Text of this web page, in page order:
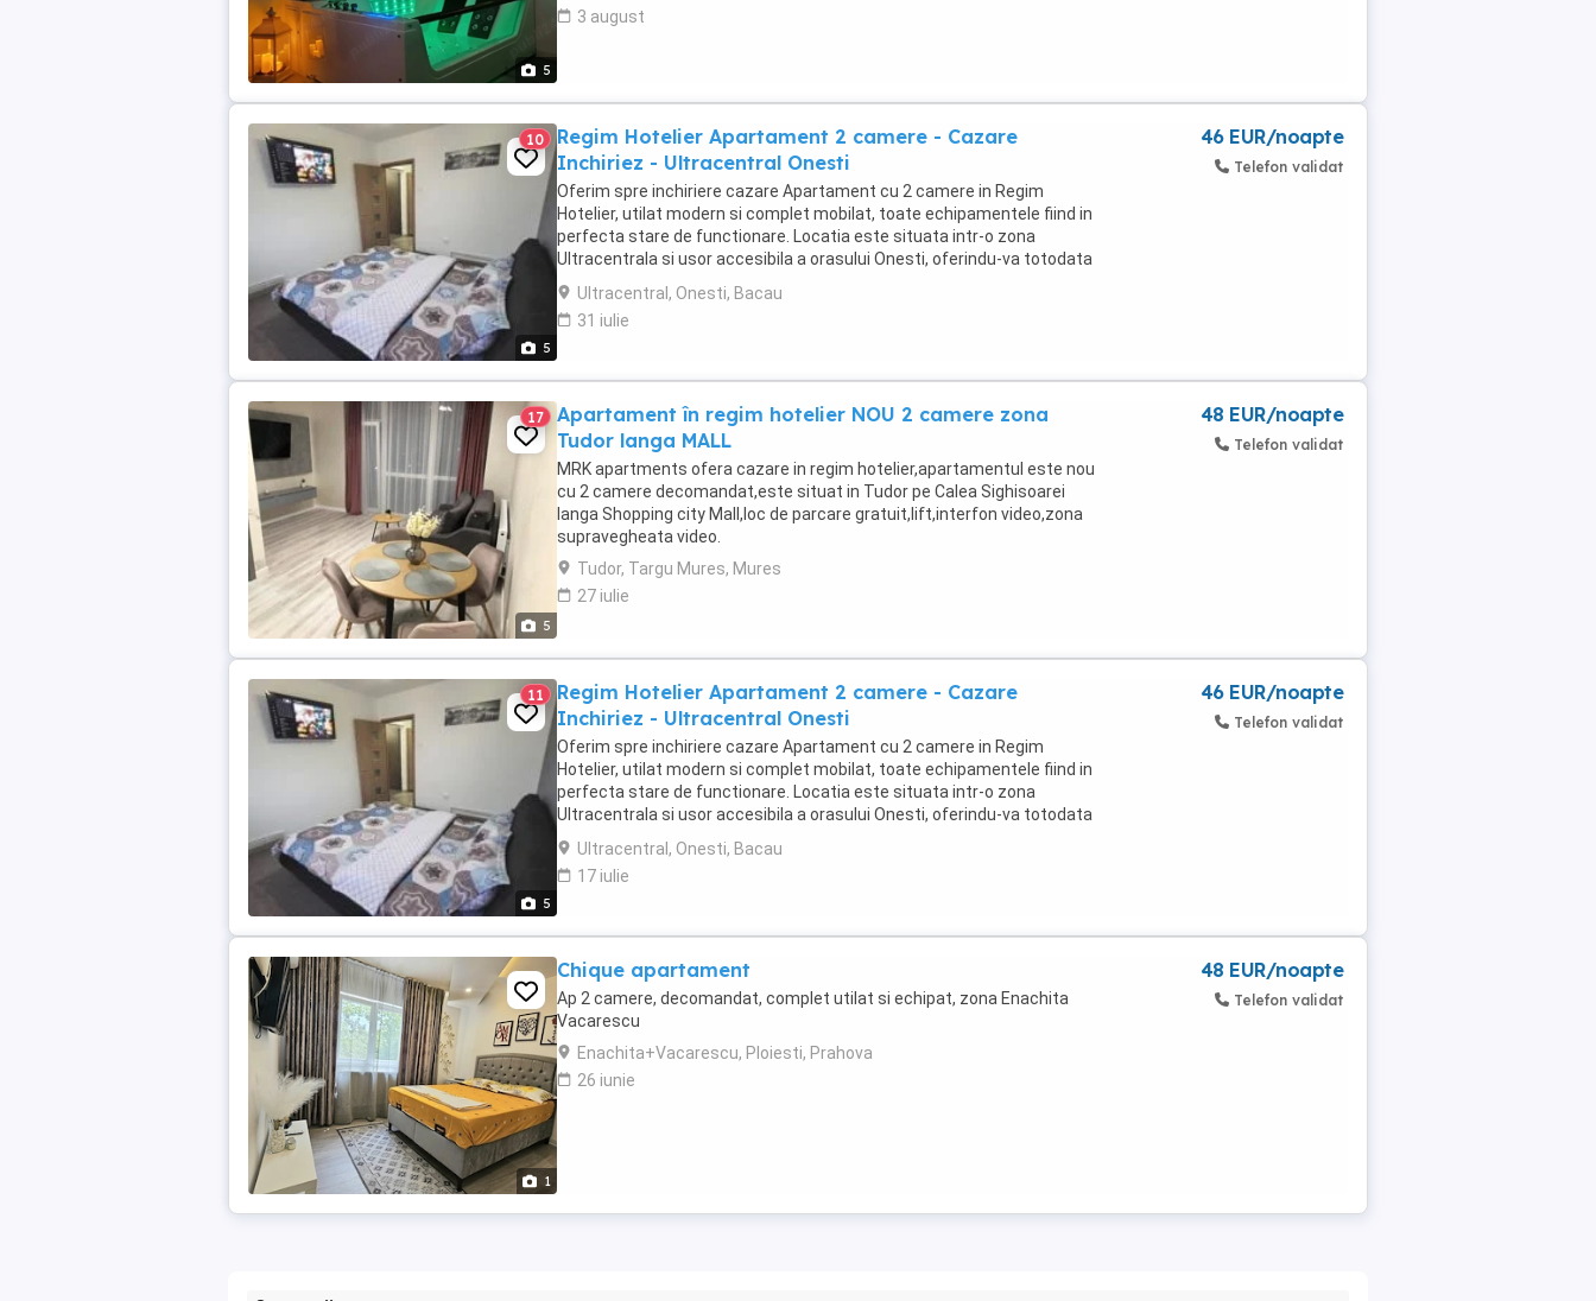
5
3 august
5
10
Regim Hotelier Apartament 2 camere - Cazare
Inchiriez - Ultracentral Onesti
Oferim spre inchiriere cazare Apartament cu 2 camere in Regim
Hotelier, utilat modern si complet mobilat, toate echipamentele fiind in
perfecta stare de functionare. Locatia este situata intr-o zona
Ultracentrala si usor accesibila a orasului Onesti, oferindu-va totodata
un spatiu generos de aproximativ ...
Ultracentral, Onesti, Bacau
31 iulie
46 EUR/noapte
Telefon validat
5
17
Apartament în regim hotelier NOU 2 camere zona
Tudor langa MALL
MRK apartments ofera cazare in regim hotelier,apartamentul este nou
cu 2 camere decomandat,este situat in Tudor pe Calea Sighisoarei
langa Shopping city Mall,loc de parcare gratuit,lift,interfon video,zona
supravegheata video.
Tudor, Targu Mures, Mures
27 iulie
48 EUR/noapte
Telefon validat
5
11
Regim Hotelier Apartament 2 camere - Cazare
Inchiriez - Ultracentral Onesti
Oferim spre inchiriere cazare Apartament cu 2 camere in Regim
Hotelier, utilat modern si complet mobilat, toate echipamentele fiind in
perfecta stare de functionare. Locatia este situata intr-o zona
Ultracentrala si usor accesibila a orasului Onesti, oferindu-va totodata
un spatiu generos de aproximativ ...
Ultracentral, Onesti, Bacau
17 iulie
46 EUR/noapte
Telefon validat
1
Chique apartament
Ap 2 camere, decomandat, complet utilat si echipat, zona Enachita
Vacarescu
Enachita+Vacarescu, Ploiesti, Prahova
26 iunie
48 EUR/noapte
Telefon validat